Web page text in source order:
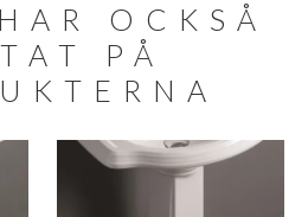
OCKSÅ
PÅ